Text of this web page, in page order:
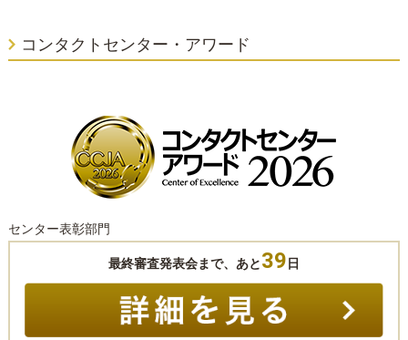
コンタクトセンター・アワード
センター表彰部門
最終審査発表会まで、あと39 日